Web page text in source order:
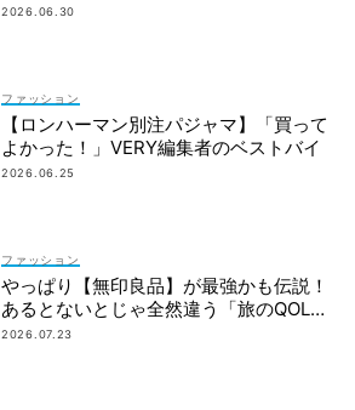
2026.06.30
ファッション
【ロンハーマン別注パジャマ】「買って
よかった！」VERY編集者のベストバイ
2026.06.25
ファッション
やっぱり【無印良品】が最強かも伝説！
あるとないとじゃ全然違う「旅のQOL爆
上げアイテム」
2026.07.23